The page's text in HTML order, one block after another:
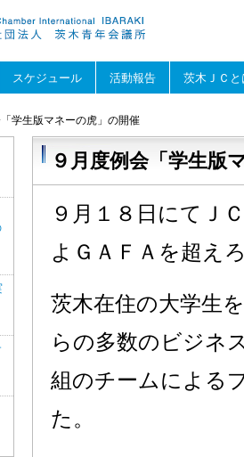
スケジュール 活動報告 茨木ＪＣと
学生版マネーの虎」の開催
９月度例会「学生版
９月１８日にてＪ
よＧＡＦＡを超え
茨木在住の大学生
らの多数のビジネ
組のチームによる
た。